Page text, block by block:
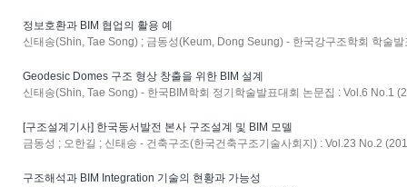
정보호환과 BIM 협업의 활용 예
신태송(Shin, Tae Song) ; 금동성(Keum, Dong Seung) - 한국강구조학회 학술
Geodesic Domes 구조 형상 창출을 위한 BIM 설계
신태송(Shin, Tae Song) - 한국BIM학회 정기학술발표대회 논문집 : Vol.6 No.1
[구조설계기사] 한국동서발전 본사 구조설계 및 BIM 모델
금동성 ; 오한길 ; 신태송 - 건축구조(한국건축구조기술사회지) : Vol.23 No.2
구조해석과 BIM Integration 기술의 현황과 가능성